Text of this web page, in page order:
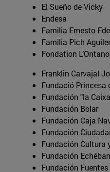
El Sueño de Vicky
Endesa
Familia Ernesto
Familia Pich
Fondation L’Ontano
Franklin Carvajal
Fundació Princesa
Fundación "la
Fundación Bolar
Fundación Caja
Fundación
Fundación Cultura
Fundación
Fundación